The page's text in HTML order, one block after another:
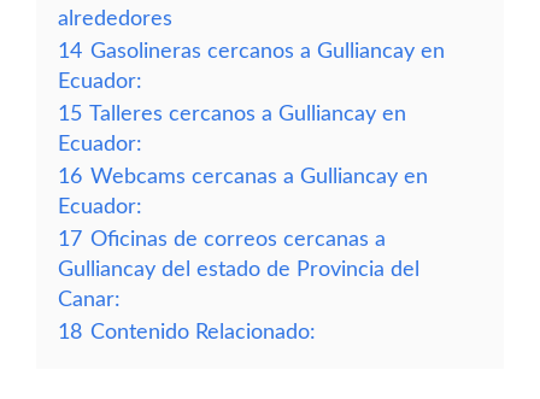
alrededores
14 Gasolineras cercanos a Gulliancay en
Ecuador:
15 Talleres cercanos a Gulliancay en
Ecuador:
16 Webcams cercanas a Gulliancay en
Ecuador:
17 Oficinas de correos cercanas a
Gulliancay del estado de Provincia del
Canar:
18 Contenido Relacionado: